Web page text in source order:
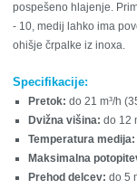
pospešeno hlajenje.
- 10, medij lahko ima
ohišje črpalke iz inoxa.
Specifikacije:
Pretok: do 21 m³/h
Dvižna višina: do 12
Temperatura medija:
Maksimalna
Prehod delcev: do 5